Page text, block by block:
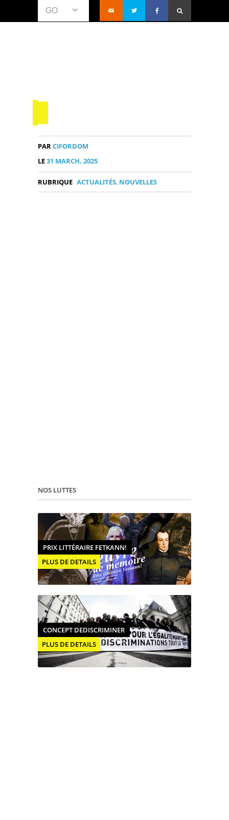
GO
PARCIFORDOM
LE31 MARCH, 2025
RUBRIQUE ACTUALITÉS, NOUVELLES
NOS LUTTES
PRIX LITTÉRAIRE FETKANN!
PLUS DE DETAILS
CONCEPT DEDISCRIMINER
PLUS DE DETAILS